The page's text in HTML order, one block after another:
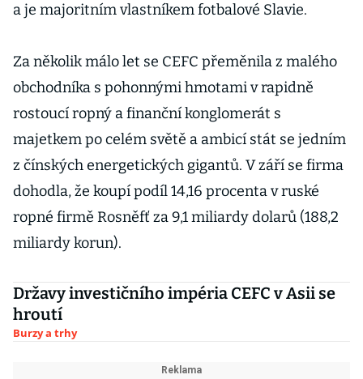
a je majoritním vlastníkem fotbalové Slavie.
Za několik málo let se CEFC přeměnila z malého
obchodníka s pohonnými hmotami v rapidně
rostoucí ropný a finanční konglomerát s
majetkem po celém světě a ambicí stát se jedním
z čínských energetických gigantů. V září se firma
dohodla, že koupí podíl 14,16 procenta v ruské
ropné firmě Rosněfť za 9,1 miliardy dolarů (188,2
miliardy korun).
Državy investičního impéria CEFC v Asii se
hroutí
Burzy a trhy